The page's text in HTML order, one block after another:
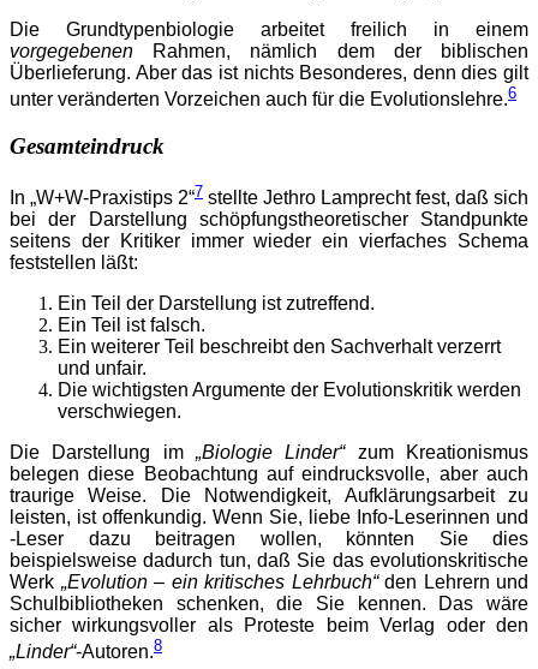
Die Grundtypenbiologie arbeitet freilich in einem
vorgegebenen
Rahmen, nämlich dem der biblischen
Überlieferung. Aber das ist nichts Besonderes, denn dies gilt
unter veränderten Vorzeichen auch für die Evolutionslehre.6
Gesamteindruck
In „W+W-Praxistips 2“7 stellte Jethro Lamprecht fest, daß sich
bei der Darstellung schöpfungstheoretischer Standpunkte
seitens der Kritiker immer wieder ein vierfaches Schema
feststellen läßt:
Ein Teil der Darstellung ist zutreffend.
Ein Teil ist falsch.
Ein weiterer Teil beschreibt den Sachverhalt verzerrt
und unfair.
Die wichtigsten Argumente der Evolutionskritik werden
verschwiegen.
Die Darstellung im „Biologie Linder“zum Kreationismus
belegen diese Beobachtung auf eindrucksvolle, aber auch
traurige Weise. Die Notwendigkeit, Aufklärungsarbeit zu
leisten, ist offenkundig. Wenn Sie, liebe Info-Leserinnen und
-Leser dazu beitragen wollen, könnten Sie dies
beispielsweise dadurch tun, daß Sie das evolutionskritische
Werk „Evolution – ein kritisches Lehrbuch“ den Lehrern und
Schulbibliotheken schenken, die Sie kennen. Das wäre
sicher wirkungsvoller als Proteste beim Verlag oder den
„Linder“-Autoren.8